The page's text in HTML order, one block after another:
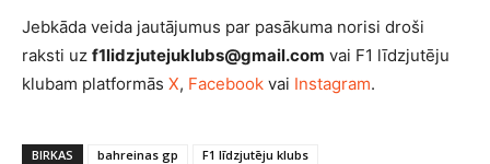
Jebkāda veida jautājumus par pasākuma norisi droši
raksti uz f1lidzjutejuklubs@gmail.com vai F1 līdzjutēju
klubam platformās X, Facebook vai Instagram.
BIRKAS bahreinas gp F1 līdzjutēju klubs